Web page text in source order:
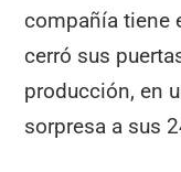
compañía tiene
cerró sus
producción, en
sorpresa a sus